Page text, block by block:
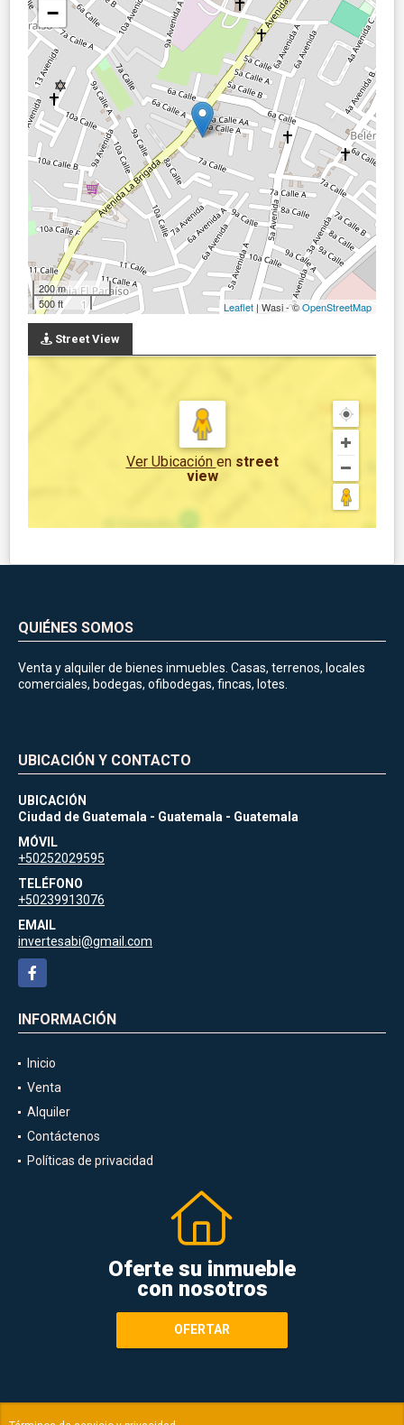
−
200 m
500 ft
Leaflet| Wasi - ©OpenStreetMap
Street View
Ver Ubicación en street
view
QUIÉNES SOMOS
Venta y alquiler de bienes inmuebles. Casas, terrenos, locales
comerciales, bodegas, ofibodegas, fincas, lotes.
UBICACIÓN Y CONTACTO
UBICACIÓN
Ciudad de Guatemala - Guatemala - Guatemala
MÓVIL
+50252029595
TELÉFONO
+50239913076
EMAIL
invertesabi@gmail.com
Facebook
INFORMACIÓN
Inicio
Venta
Alquiler
Contáctenos
Políticas de privacidad
Oferte su inmueble
con nosotros
OFERTAR